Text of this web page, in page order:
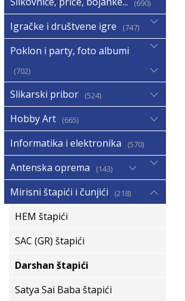
690
Igračke i društvene igre 747
Poklon i party, foto albumi
702
Slikarski pribor 524
Hobby Art 665
Informatika i elektronika 570
Antenska oprema 143
Mirisni štapići i čunjići 218
HEM štapići
SAC (GR) štapići
Darshan štapići
Satya Sai Baba štapići